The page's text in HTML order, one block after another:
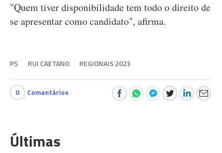
"Quem tiver disponibilidade tem todo o direito de
se apresentar como candidato", afirma.
PS RUI CAETANO REGIONAIS 2023
0 Comentários
Últimas